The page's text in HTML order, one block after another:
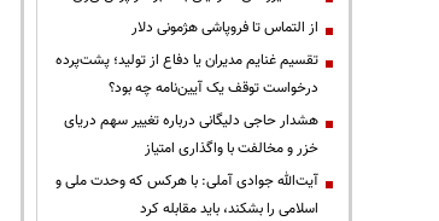
از التماس تا فروپاشی هژمونی دلار
تقسیم غنایم مدیران یا دفاع از تولید؛ پشت‌پرده
درخواست توقف یک آیین‌نامه چه بود؟
هشدار حاجی دلیگانی درباره تغییر سهم دریای
خزر و مخالفت با واگذاری امتیاز
آیت‌الله جوادی آملی: با هرکس که وحدت ملی و
اسلامی را بشکند، باید مقابله کرد